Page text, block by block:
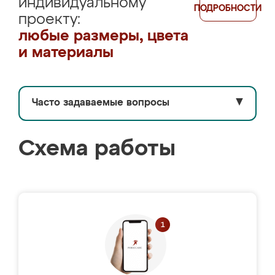
индивидуальному
проекту:
любые размеры, цвета
и материалы
ПОДРОБНОСТИ
Часто задаваемые вопросы ▼
Схема работы